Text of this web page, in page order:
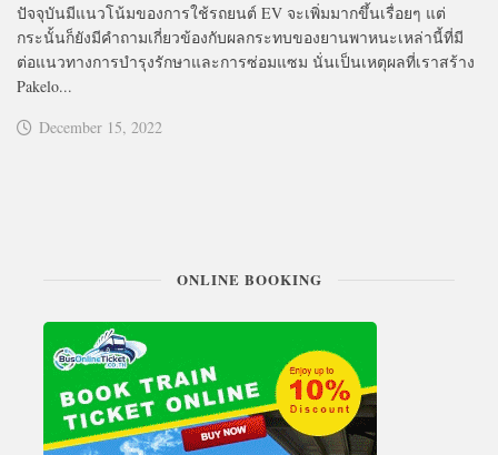
ปัจจุบันมีแนวโน้มของการใช้รถยนต์ EV จะเพิ่มมากขึ้นเรื่อยๆ แต่
กระนั้นก็ยังมีคำถามเกี่ยวข้องกับผลกระทบของยานพาหนะเหล่านี้ที่มี
ต่อแนวทางการบำรุงรักษาและการซ่อมแซม นั่นเป็นเหตุผลที่เราสร้าง
Pakelo...
December 15, 2022
ONLINE BOOKING